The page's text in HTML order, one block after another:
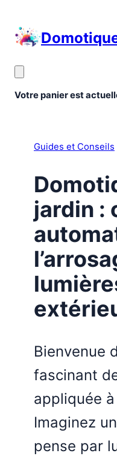
contenu
Votre panier est
Guides et Conseils
jardin :
Bienvenue
fascinant
appliquée
Imaginez
pense par